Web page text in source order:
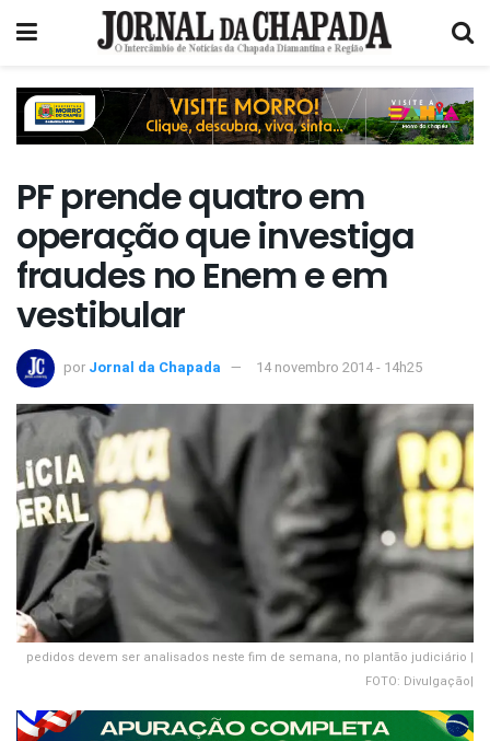
PF prende quatro em
operação que investiga
fraudes no Enem e em
vestibular
por Jornal da Chapada 14 novembro 2014 - 14h25
pedidos devem ser analisados neste fim de semana, no plantão judiciário |
FOTO: Divulgação|